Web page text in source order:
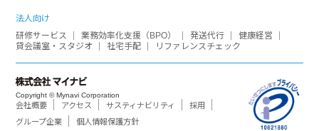
法人向け
研修サービス
業務効率化支援（BPO） 発送代行
健康経営
貸会議室・スタジオ
社宅手配 リファレンスチェック
Copyright © Mynavi Corporation
会社概要 アクセス サスティナビリティ
採用
グループ企業
個人情報保護方針